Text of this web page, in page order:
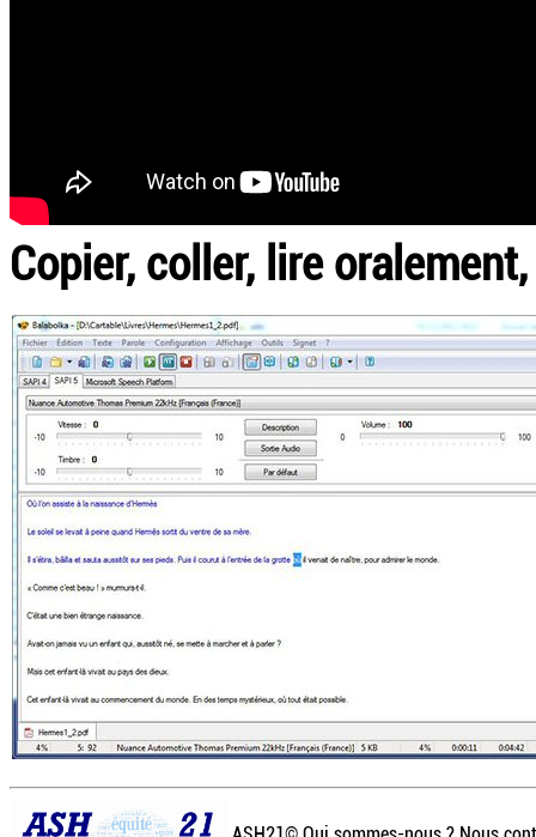
Copier, coller, lire